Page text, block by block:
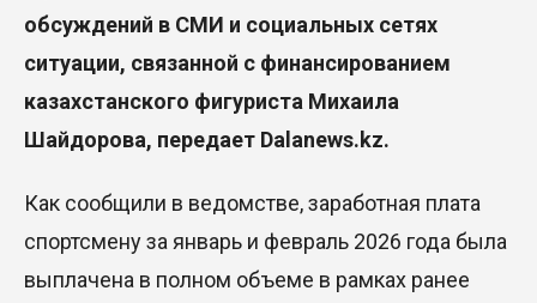
обсуждений в СМИ и социальных сетях
ситуации, связанной с финансированием
казахстанского фигуриста Михаила
Шайдорова, передает Dalanews.kz.
Как сообщили в ведомстве, заработная плата
спортсмену за январь и февраль 2026 года была
выплачена в полном объеме в рамках ранее